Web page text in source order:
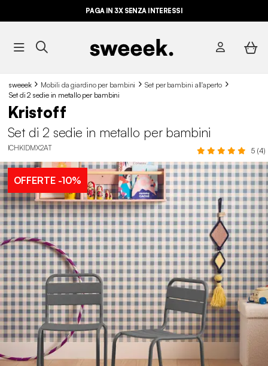
PAGA IN 3X SENZA INTERESSI
sweeek Mobili da giardino per bambini
Set per bambini all'aperto
Set di 2 sedie in metallo per bambini
Kristoff
Set di 2 sedie in metallo per bambini
ICHKIDMX2AT 5 (4)
OFFERTE-10%